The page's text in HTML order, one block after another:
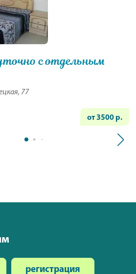
с отдельным
77
от 3500 р.
регистрация